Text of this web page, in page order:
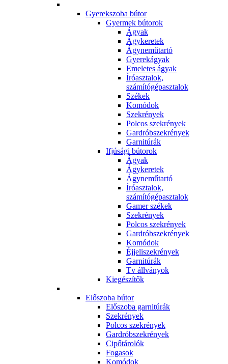
Gyerekszoba bútor
Gyermek bútorok
Ágyak
Ágykeretek
Ágyneműtartó
Gyerekágyak
Emeletes ágyak
Íróasztalok,
számítógépasztalok
Székek
Komódok
Szekrények
Polcos szekrények
Gardróbszekrények
Garnitúrák
Ifjúsági bútorok
Ágyak
Ágykeretek
Ágyneműtartó
Íróasztalok,
számítógépasztalok
Gamer székek
Szekrények
Polcos szekrények
Gardróbszekrények
Komódok
Éjjeliszekrények
Garnitúrák
Tv állványok
Kiegészítők
Előszoba bútor
Előszoba garnitúrák
Szekrények
Polcos szekrények
Gardróbszekrények
Cipőtárolók
Fogasok
Komódok